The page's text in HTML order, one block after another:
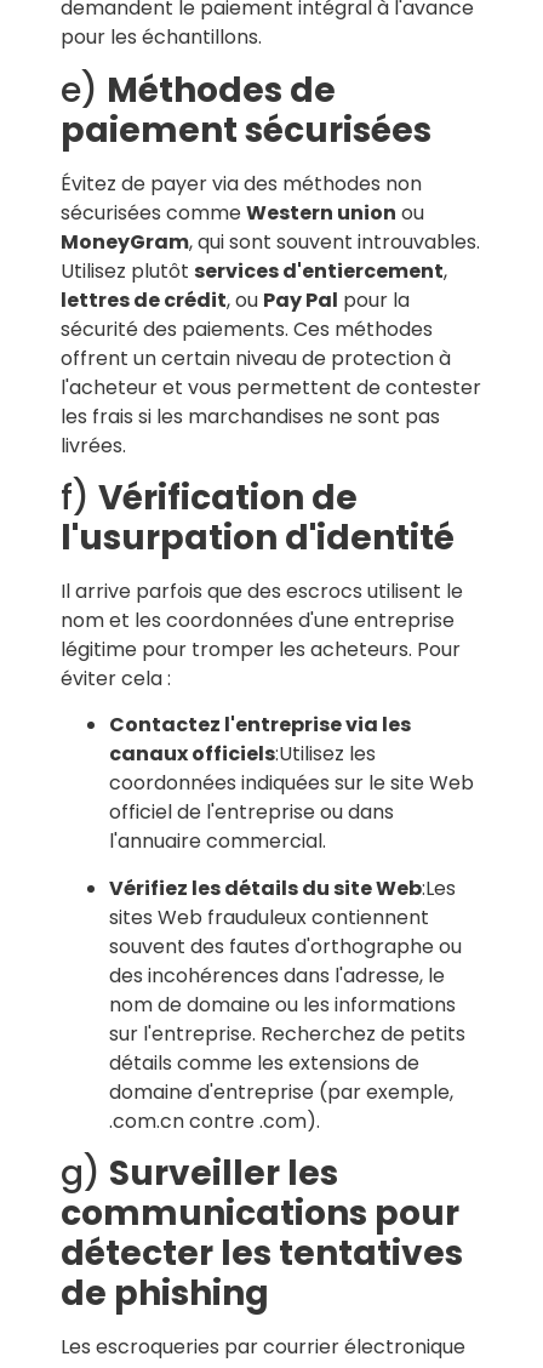
demandent le paiement intégral à l'avance
pour les échantillons.
e) Méthodes de
paiement sécurisées
Évitez de payer via des méthodes non
sécurisées commeWestern union ou
MoneyGram, qui sont souvent introuvables.
Utilisez plutôt services d'entiercement,
lettres de crédit, ou Pay Pal pour la
sécurité des paiements. Ces méthodes
offrent un certain niveau de protection à
l'acheteur et vous permettent de contester
les frais si les marchandises ne sont pas
livrées.
f) Vérification de
l'usurpation d'identité
Il arrive parfois que des escrocs utilisent le
nom et les coordonnées d'une entreprise
légitime pour tromper les acheteurs. Pour
éviter cela :
Contactez l'entreprise via les
canaux officiels:Utilisez les
coordonnées indiquées sur le site Web
officiel de l'entreprise ou dans
l'annuaire commercial.
Vérifiez les détails du site Web:Les
sites Web frauduleux contiennent
souvent des fautes d'orthographe ou
des incohérences dans l'adresse, le
nom de domaine ou les informations
sur l'entreprise. Recherchez de petits
détails comme les extensions de
domaine d'entreprise (par exemple,
.com.cn contre .com).
g) Surveiller les
communications pour
détecter les tentatives
de phishing
Les escroqueries par courrier électronique